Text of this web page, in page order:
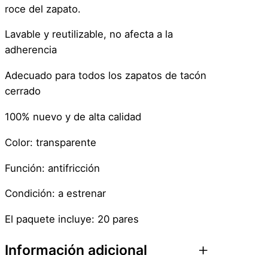
roce del zapato.
Lavable y reutilizable, no afecta a la
adherencia
Adecuado para todos los zapatos de tacón
cerrado
100% nuevo y de alta calidad
Color: transparente
Función: antifricción
Condición: a estrenar
El paquete incluye: 20 pares
Información adicional